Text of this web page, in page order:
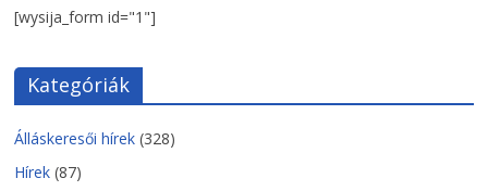
[wysija_form id="1"]
Kategóriák
Álláskeresői hírek (328)
Hírek (87)